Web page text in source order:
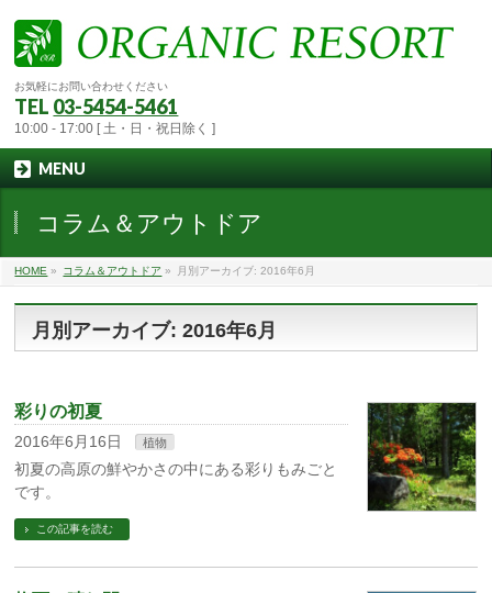
お気軽にお問い合わせください
TEL 03-5454-5461
10:00 - 17:00 [ 土・日・祝日除く ]
MENU
コラム＆アウトドア
HOME » コラム＆アウトドア » 月別アーカイブ: 2016年6月
月別アーカイブ: 2016年6月
彩りの初夏
2016年6月16日 植物
初夏の高原の鮮やかさの中にある彩りもみごと
です。
この記事を読む